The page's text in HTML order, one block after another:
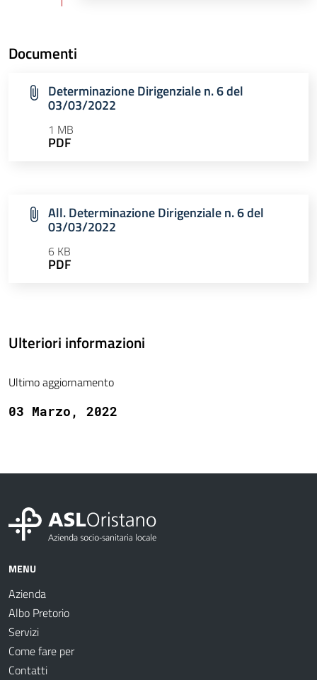
Documenti
Determinazione Dirigenziale n. 6 del
03/03/2022
1 MB
PDF
All. Determinazione Dirigenziale n. 6 del
03/03/2022
6 KB
PDF
Ulteriori informazioni
Ultimo aggiornamento
03 Marzo, 2022
MENU
Azienda
Albo Pretorio
Servizi
Come fare per
Contatti